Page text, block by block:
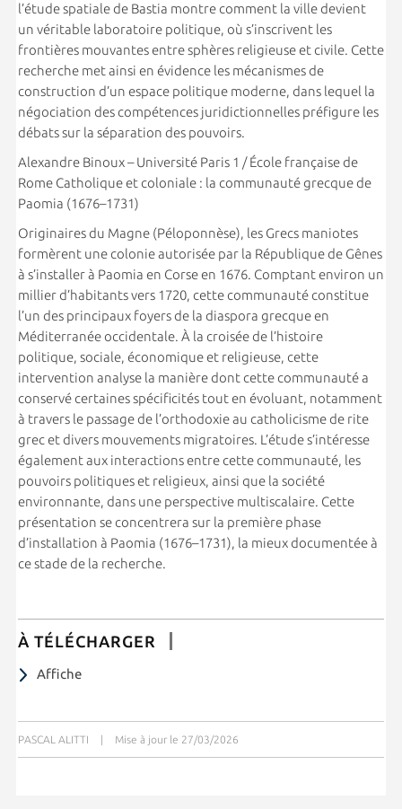
l’étude spatiale de Bastia montre comment la ville devient
un véritable laboratoire politique, où s’inscrivent les
frontières mouvantes entre sphères religieuse et civile. Cette
recherche met ainsi en évidence les mécanismes de
construction d’un espace politique moderne, dans lequel la
négociation des compétences juridictionnelles préfigure les
débats sur la séparation des pouvoirs.
Alexandre Binoux – Université Paris 1 / École française de
Rome Catholique et coloniale : la communauté grecque de
Paomia (1676–1731)
Originaires du Magne (Péloponnèse), les Grecs maniotes
formèrent une colonie autorisée par la République de Gênes
à s’installer à Paomia en Corse en 1676. Comptant environ un
millier d’habitants vers 1720, cette communauté constitue
l’un des principaux foyers de la diaspora grecque en
Méditerranée occidentale. À la croisée de l’histoire
politique, sociale, économique et religieuse, cette
intervention analyse la manière dont cette communauté a
conservé certaines spécificités tout en évoluant, notamment
à travers le passage de l’orthodoxie au catholicisme de rite
grec et divers mouvements migratoires. L’étude s’intéresse
également aux interactions entre cette communauté, les
pouvoirs politiques et religieux, ainsi que la société
environnante, dans une perspective multiscalaire. Cette
présentation se concentrera sur la première phase
d’installation à Paomia (1676–1731), la mieux documentée à
ce stade de la recherche.
À TÉLÉCHARGER
Affiche
PASCAL ALITTI | Mise à jour le 27/03/2026